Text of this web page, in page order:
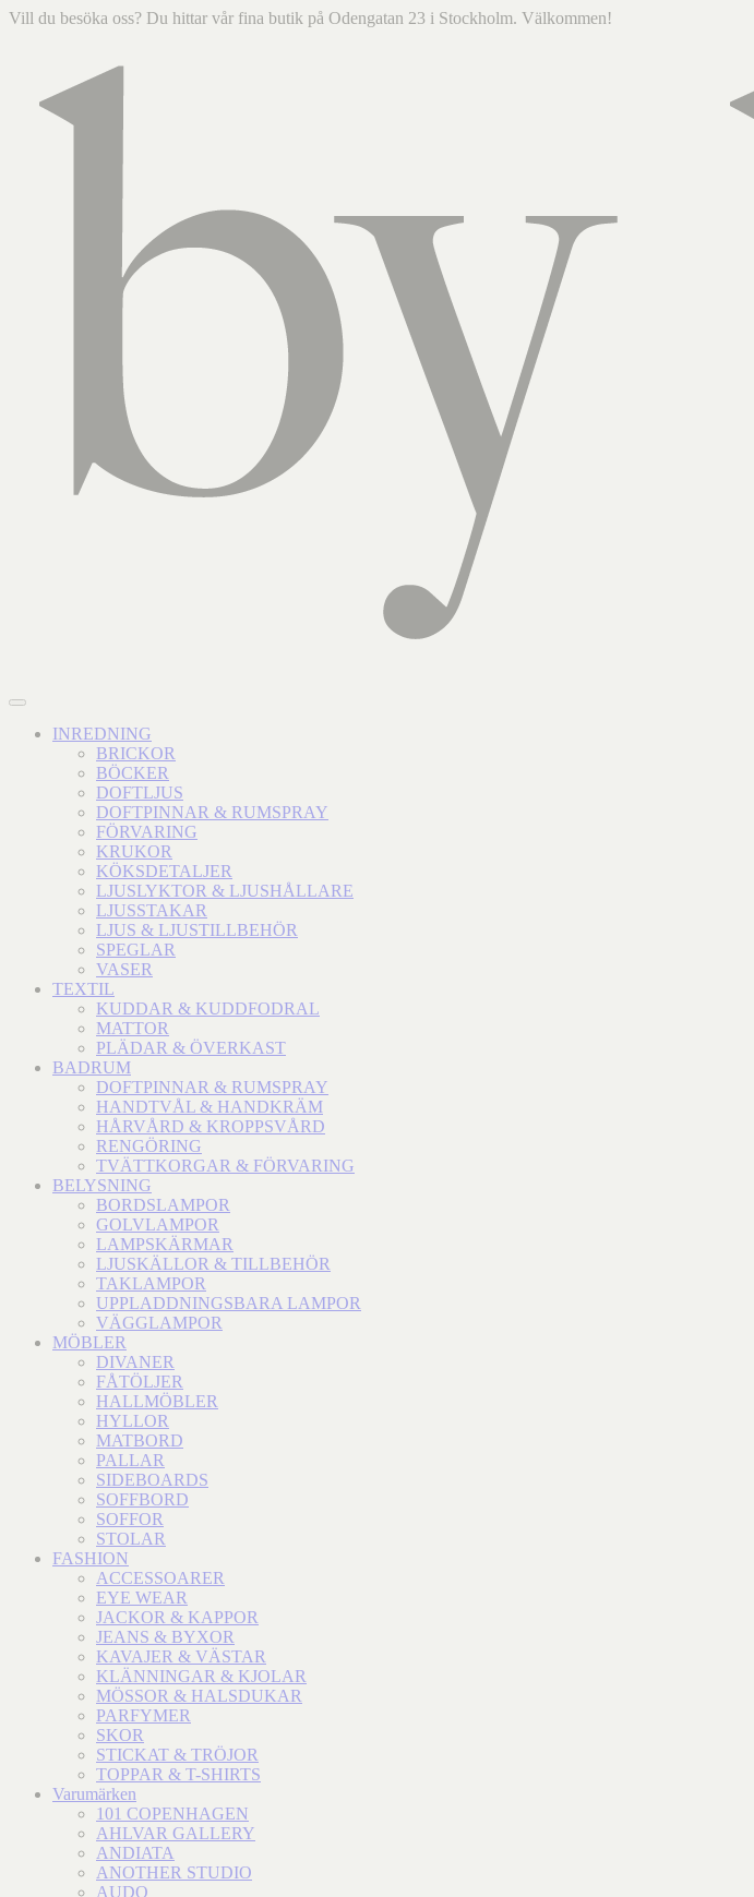
Vill du besöka oss? Du hittar vår fina butik på Odengatan 23 i Stockholm. Välkommen!
INREDNING
BRICKOR
BÖCKER
DOFTLJUS
DOFTPINNAR & RUMSPRAY
FÖRVARING
KRUKOR
KÖKSDETALJER
LJUSLYKTOR & LJUSHÅLLARE
LJUSSTAKAR
LJUS & LJUSTILLBEHÖR
SPEGLAR
VASER
TEXTIL
KUDDAR & KUDDFODRAL
MATTOR
PLÄDAR & ÖVERKAST
BADRUM
DOFTPINNAR & RUMSPRAY
HANDTVÅL & HANDKRÄM
HÅRVÅRD & KROPPSVÅRD
RENGÖRING
TVÄTTKORGAR & FÖRVARING
BELYSNING
BORDSLAMPOR
GOLVLAMPOR
LAMPSKÄRMAR
LJUSKÄLLOR & TILLBEHÖR
TAKLAMPOR
UPPLADDNINGSBARA LAMPOR
VÄGGLAMPOR
MÖBLER
DIVANER
FÅTÖLJER
HALLMÖBLER
HYLLOR
MATBORD
PALLAR
SIDEBOARDS
SOFFBORD
SOFFOR
STOLAR
FASHION
ACCESSOARER
EYE WEAR
JACKOR & KAPPOR
JEANS & BYXOR
KAVAJER & VÄSTAR
KLÄNNINGAR & KJOLAR
MÖSSOR & HALSDUKAR
PARFYMER
SKOR
STICKAT & TRÖJOR
TOPPAR & T-SHIRTS
Varumärken
101 COPENHAGEN
AHLVAR GALLERY
ANDIATA
ANOTHER STUDIO
AUDO